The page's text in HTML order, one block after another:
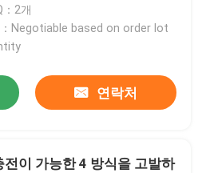
：2개
Negotiable based on order lot
연락처
전이 가능한 4 방식을 고발하